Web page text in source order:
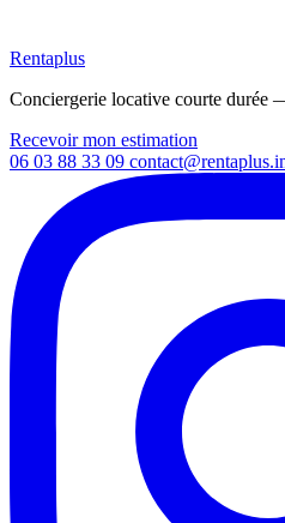
Rentaplus
Conciergerie locative courte durée
Recevoir mon estimation
06 03 88 33 09